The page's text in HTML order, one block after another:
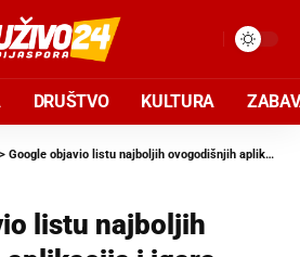
DRUŠTVO KULTURA
> Google objavio listu najboljih ovogodišnjih aplikacija i igara
listu najboljih